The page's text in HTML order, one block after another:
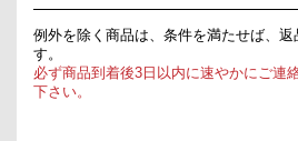
例外を除く商品は、条件を満たせば、返
す。
必ず商品到着後3日以内に速やかにご連
下さい。